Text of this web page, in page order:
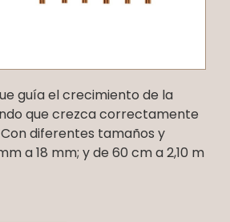
guía el crecimiento de la
que crezca correctamente
diferentes tamaños y
a 18 mm; y de 60 cm a 2,10 m